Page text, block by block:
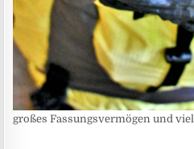
großes Fassungsvermögen und